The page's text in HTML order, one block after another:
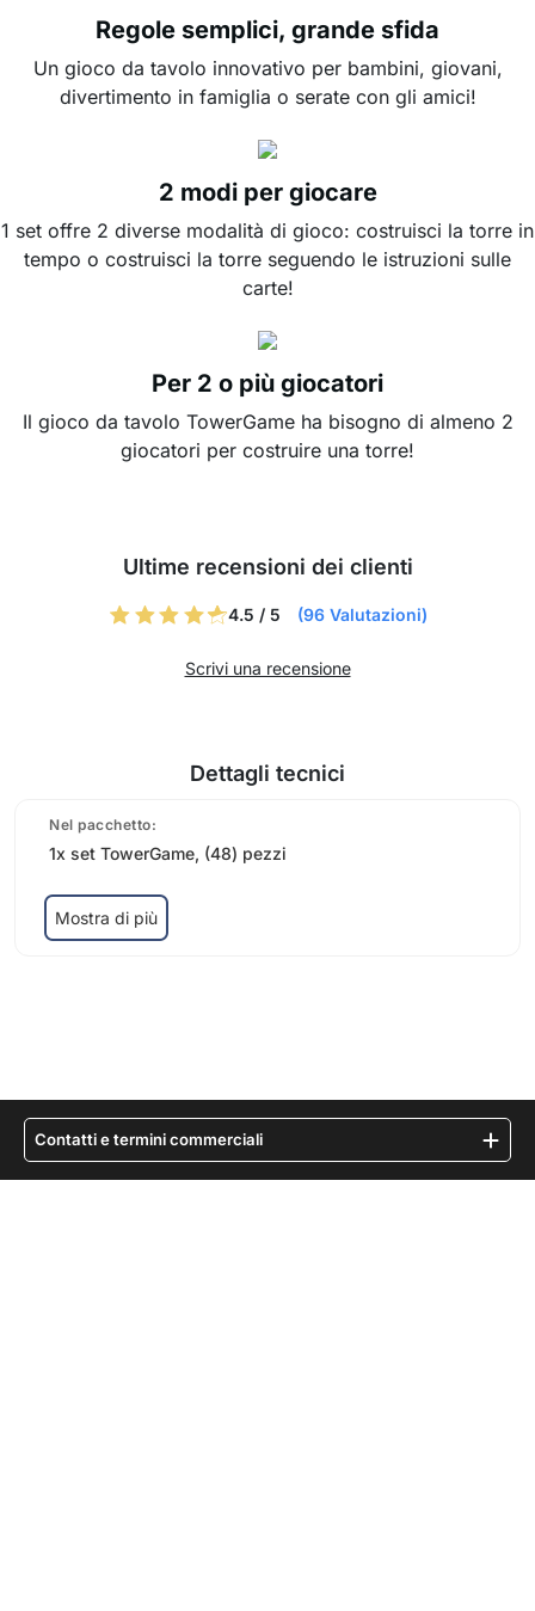
Regole semplici, grande sfida
Un gioco da tavolo innovativo per bambini, giovani,
divertimento in famiglia o serate con gli amici!
2 modi per giocare
1 set offre 2 diverse modalità di gioco: costruisci la torre in
tempo o costruisci la torre seguendo le istruzioni sulle
carte!
Per 2 o più giocatori
Il gioco da tavolo TowerGame ha bisogno di almeno 2
giocatori per costruire una torre!
Ultime recensioni dei clienti
4.5 / 5 (96 Valutazioni)
Scrivi una recensione
Dettagli tecnici
Nel pacchetto:
1x set TowerGame, (48) pezzi
Mostra di più
Contatti e termini commerciali